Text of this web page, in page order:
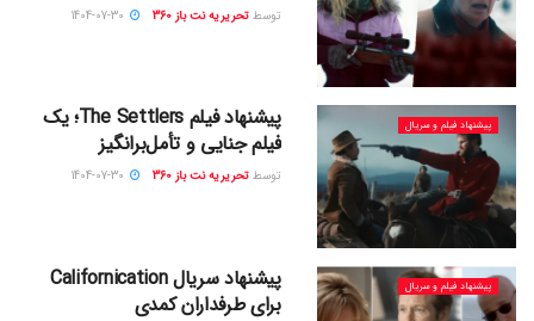
توسط تحریریه نت باز 360
پیشنهاد فیلم و سریال
پیشنهاد فیلم The Settlers؛ یک
فیلم جنایی و تأمل‌برانگیز
توسط تحریریه نت باز 360
پیشنهاد فیلم و سریال
پیشنهاد سریال Californication
برای طرفداران کمدی